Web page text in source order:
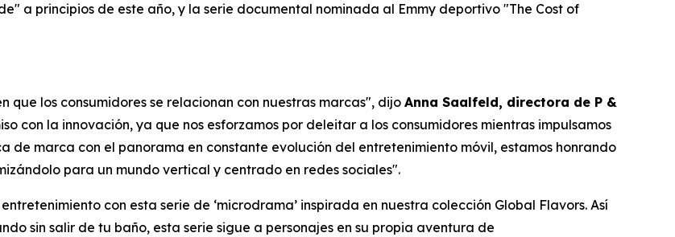
a principios de este año, y la serie documental nominada al Emmy deportivo "The Cost of
que los consumidores se relacionan con nuestras marcas", dijo Anna Saalfeld, directora de P &
con la innovación, ya que nos esforzamos por deleitar a los consumidores mientras impulsamos
de marca con el panorama en constante evolución del entretenimiento móvil, estamos honrando
para un mundo vertical y centrado en redes sociales".
con esta serie de ‘microdrama’ inspirada en nuestra colección Global Flavors. Así
sin salir de tu baño, esta serie sigue a personajes en su propia aventura de